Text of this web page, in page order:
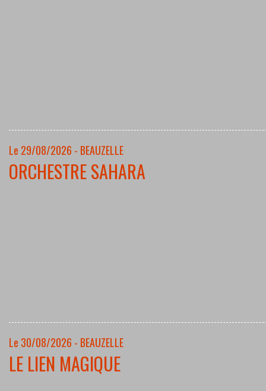
Le 29/08/2026 - BEAUZELLE
ORCHESTRE SAHARA
Le 30/08/2026 - BEAUZELLE
LE LIEN MAGIQUE